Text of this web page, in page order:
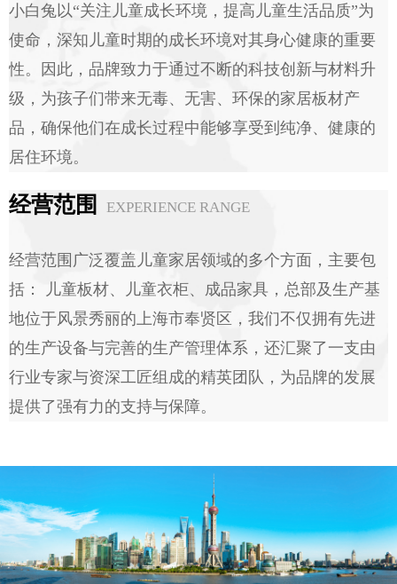
小白兔以“关注儿童成长环境，提高儿童生活品质”为
使命，深知儿童时期的成长环境对其身心健康的重要
性。因此，品牌致力于通过不断的科技创新与材料升
级，为孩子们带来无毒、无害、环保的家居板材产
品，确保他们在成长过程中能够享受到纯净、健康的
居住环境。
经营范围 EXPERIENCE RANGE
经营范围广泛覆盖儿童家居领域的多个方面，主要包
括： 儿童板材、儿童衣柜、成品家具，总部及生产基
地位于风景秀丽的上海市奉贤区，我们不仅拥有先进
的生产设备与完善的生产管理体系，还汇聚了一支由
行业专家与资深工匠组成的精英团队，为品牌的发展
提供了强有力的支持与保障。